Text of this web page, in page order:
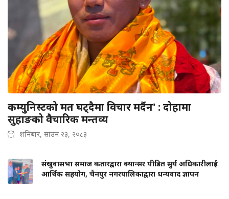
कम्युनिस्टको मत घट्दैमा विचार मर्दैन' : दोहामा
सुहाङको वैचारिक मन्तव्य
शनिबार, साउन २३, २०८३
संखुवासभा समाज कतारद्वारा क्यान्सर पीडित सुर्य अधिकारीलाई
आर्थिक सहयोग, चैनपुर नगरपालिकाद्वारा धन्यवाद ज्ञापन